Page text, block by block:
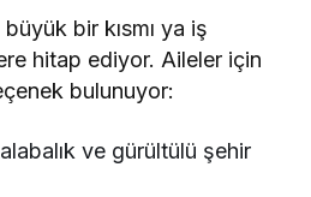
bir kısmı ya iş
hitap ediyor. Aileler için
bulunuyor:
ve gürültülü şehir